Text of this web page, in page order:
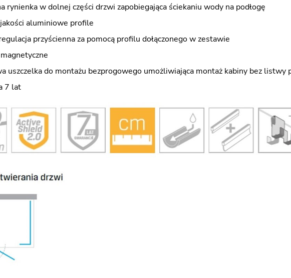
rynienka w dolnej części drzwi zapobiegająca ściekaniu wody na podłogę
aluminiowe profile
przyścienna za pomocą profilu dołączonego w zestawie
uszczelka do montażu bezprogowego umożliwiająca montaż kabiny bez listwy
7 lat